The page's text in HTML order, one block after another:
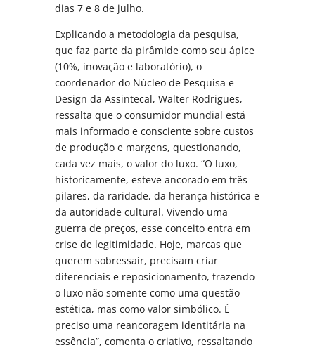
dias 7 e 8 de julho.
Explicando a metodologia da pesquisa,
que faz parte da pirâmide como seu ápice
(10%, inovação e laboratório), o
coordenador do Núcleo de Pesquisa e
Design da Assintecal, Walter Rodrigues,
ressalta que o consumidor mundial está
mais informado e consciente sobre custos
de produção e margens, questionando,
cada vez mais, o valor do luxo. “O luxo,
historicamente, esteve ancorado em três
pilares, da raridade, da herança histórica e
da autoridade cultural. Vivendo uma
guerra de preços, esse conceito entra em
crise de legitimidade. Hoje, marcas que
querem sobressair, precisam criar
diferenciais e reposicionamento, trazendo
o luxo não somente como uma questão
estética, mas como valor simbólico. É
preciso uma reancoragem identitária na
essência”, comenta o criativo, ressaltando